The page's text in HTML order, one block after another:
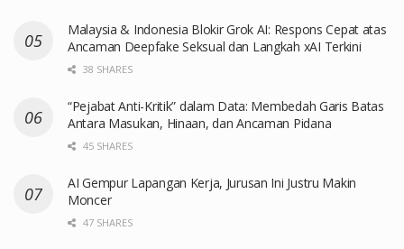
Malaysia & Indonesia Blokir Grok AI: Respons Cepat atas
Ancaman Deepfake Seksual dan Langkah xAI Terkini
38 SHARES
“Pejabat Anti-Kritik” dalam Data: Membedah Garis Batas
Antara Masukan, Hinaan, dan Ancaman Pidana
45 SHARES
AI Gempur Lapangan Kerja, Jurusan Ini Justru Makin
Moncer
47 SHARES